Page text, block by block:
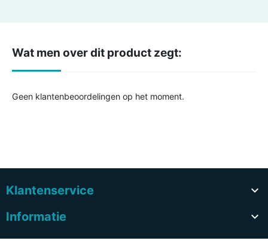
Wat men over dit product zegt:
Geen klantenbeoordelingen op het moment.
Klantenservice

Informatie
